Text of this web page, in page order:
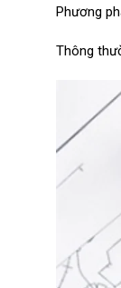
Phương
Thông